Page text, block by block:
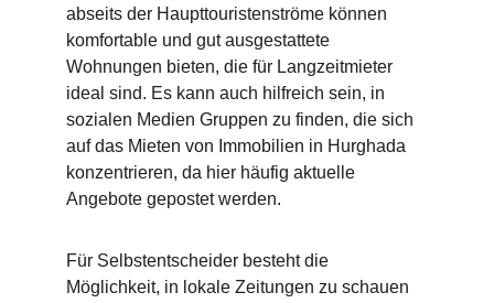
abseits der Haupttouristenströme können
komfortable und gut ausgestattete
Wohnungen bieten, die für Langzeitmieter
ideal sind. Es kann auch hilfreich sein, in
sozialen Medien Gruppen zu finden, die sich
auf das Mieten von Immobilien in Hurghada
konzentrieren, da hier häufig aktuelle
Angebote gepostet werden.
Für Selbstentscheider besteht die
Möglichkeit, in lokale Zeitungen zu schauen